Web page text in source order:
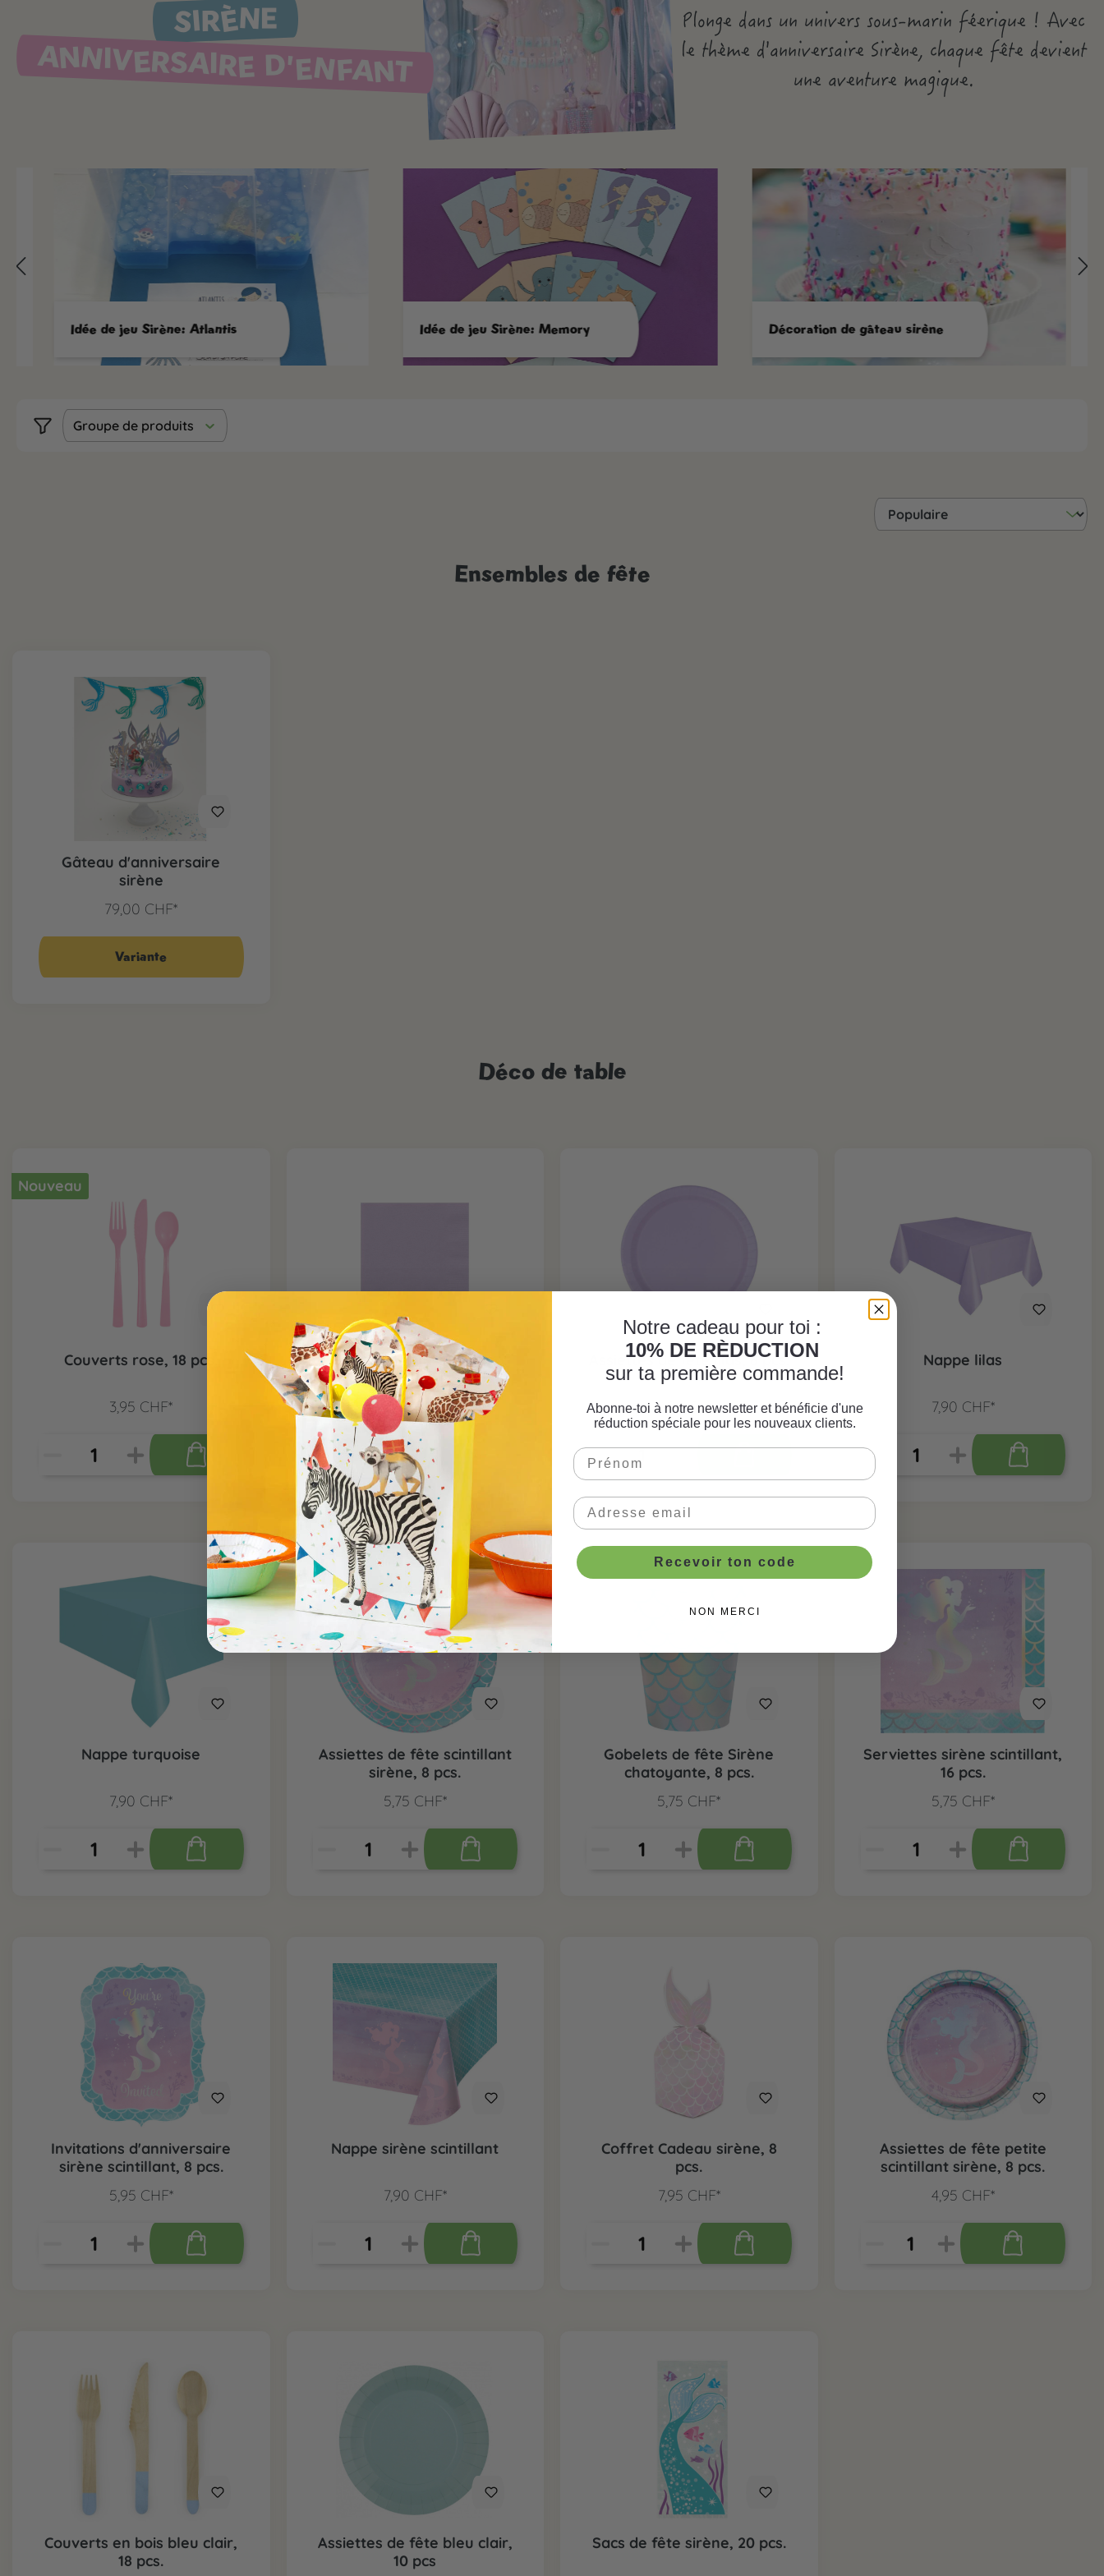
SIRÈNE
ANNIVERSAIRE D'ENFANT
Plonge dans un univers sous-marin féerique ! Avec
le thème d'anniversaire Sirène, chaque fête devient
une aventure magique.
Idée de jeu Sirène: Atlantis Idée de jeu Sirène: Memory Décoration de gâteau sirène
Groupe de produits
Ensembles de fête
Gâteau d'anniversaire
sirène
79,00 CHF*
Variante
Déco de table
Nouveau
Couverts rose, 18 pcs.
3,95 CHF*
Serviettes lilas, 20 pcs.
3,90 CHF*
Assiettes de fête lilas, 8 pcs.
3,90 CHF*
Nappe lilas
7,90 CHF*
Nappe turquoise
7,90 CHF*
Assiettes de fête scintillant
sirène, 8 pcs.
5,75 CHF*
Gobelets de fête Sirène
chatoyante, 8 pcs.
5,75 CHF*
Serviettes sirène scintillant,
16 pcs.
5,75 CHF*
Invitations d'anniversaire
sirène scintillant, 8 pcs.
5,95 CHF*
Nappe sirène scintillant
7,90 CHF*
Coffret Cadeau sirène, 8
pcs.
7,95 CHF*
Assiettes de fête petite
scintillant sirène, 8 pcs.
4,95 CHF*
Couverts en bois bleu clair,
18 pcs.
Assiettes de fête bleu clair,
10 pcs
Sacs de fête sirène, 20 pcs.
Notre cadeau pour toi :
10% DE RÈDUCTION
sur ta première commande!
Abonne-toi à notre newsletter et bénéficie d'une
réduction spéciale pour les nouveaux clients.
Recevoir ton code
NON MERCI